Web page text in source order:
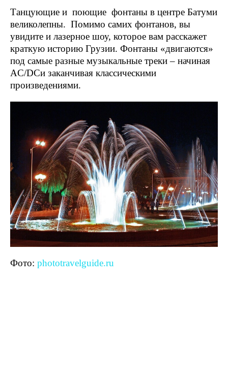
Танцующие и поющие фонтаны в центре Батуми
великолепны. Помимо самих фонтанов, вы
увидите и лазерное шоу, которое вам расскажет
краткую историю Грузии. Фонтаны «двигаются»
под самые разные музыкальные треки – начиная
AC/DCи заканчивая классическими
произведениями.
Фото: phototravelguide.ru